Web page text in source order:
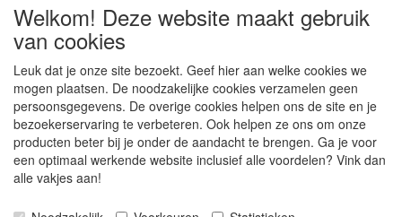
Zaterdag: 9:00 - 17:00
Donderdagavond koopavond: 19:00 - 21:00
SERVICE
Verkoopadressen
Webwinkels
Bestelvoorwaarden
Partner Groothandels
Algemene voorwaarden
Welkom! Deze website maakt gebruik
van cookies
Leuk dat je onze site bezoekt. Geef hier aan welke cookies we
mogen plaatsen. De noodzakelijke cookies verzamelen geen
persoonsgegevens. De overige cookies helpen ons de site en je
bezoekerservaring te verbeteren. Ook helpen ze ons om onze
producten beter bij je onder de aandacht te brengen. Ga je voor
een optimaal werkende website inclusief alle voordelen? Vink dan
alle vakjes aan!